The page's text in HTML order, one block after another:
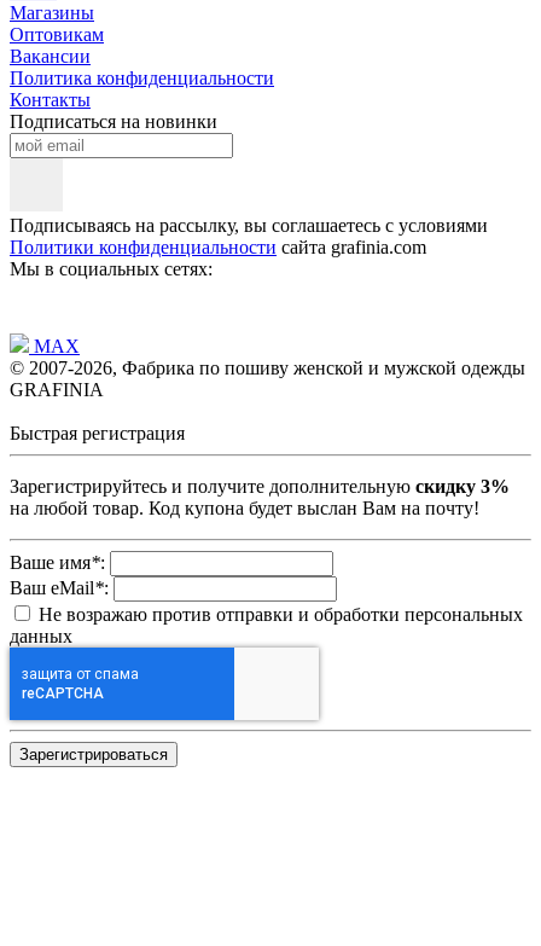
Магазины
Оптовикам
Вакансии
Политика конфиденциальности
Контакты
Подписаться на новинки
Подписываясь на рассылку, вы соглашаетесь с условиями
Политики конфиденциальности сайта grafinia.com
Мы в социальных сетях:
MAX
© 2007-2026, Фабрика по пошиву женской и мужской одежды
GRAFINIA
Быстрая регистрация
Зарегистрируйтесь и получите дополнительную скидку 3%
на любой товар. Код купона будет выслан Вам на почту!
Ваше имя*:
Ваш eMail*:
Не возражаю против отправки и обработки персональных
данных